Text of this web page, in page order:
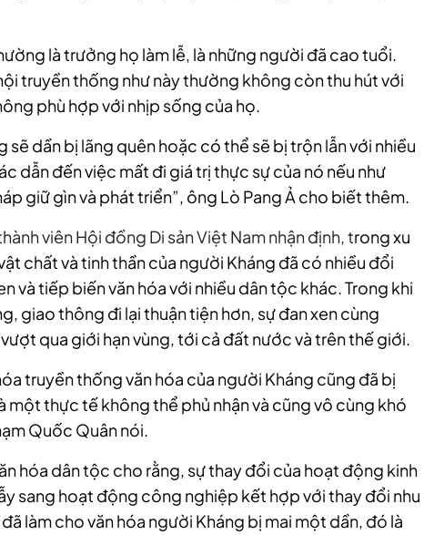
là trưởng họ làm lễ, là những người đã cao tuổi.
truyền thống như này thường không còn thu hút với
phù hợp với nhịp sống của họ.
sẽ dần bị lãng quên hoặc có thể sẽ bị trộn lẫn với nhiều
dẫn đến việc mất đi giá trị thực sự của nó nếu như
giữ gìn và phát triển”, ông Lò Pang Ả cho biết thêm.
viên Hội đồng Di sản Việt Nam nhận định, trong xu
chất và tinh thần của người Kháng đã có nhiều đổi
và tiếp biến văn hóa với nhiều dân tộc khác. Trong khi
giao thông đi lại thuận tiện hơn, sự đan xen cùng
qua giới hạn vùng, tới cả đất nước và trên thế giới.
truyền thống văn hóa của người Kháng cũng đã bị
một thực tế không thể phủ nhận và cũng vô cùng khó
Quốc Quân nói.
hóa dân tộc cho rằng, sự thay đổi của hoạt động kinh
sang hoạt động công nghiệp kết hợp với thay đổi nhu
làm cho văn hóa người Kháng bị mai một dần, đó là